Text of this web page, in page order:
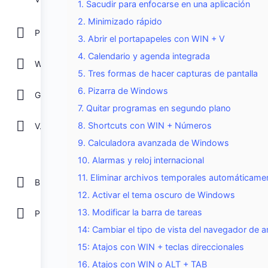
GOOGLE
Ver todos
Biblioteca
1. Sacudir para enfocarse en una aplicación
2. Minimizado rápido
3. Abrir el portapapeles con WIN + V
4. Calendario y agenda integrada
5. Tres formas de hacer capturas de pantalla
6. Pizarra de Windows
7. Quitar programas en segundo plano
8. Shortcuts con WIN + Números
9. Calculadora avanzada de Windows
10. Alarmas y reloj internacional
11. Eliminar archivos temporales
12. Activar el tema oscuro de Windows
13. Modificar la barra de tareas
14: Cambiar el tipo de vista del navegador de
15: Atajos con WIN + teclas direccionales
16. Atajos con WIN o ALT + TAB